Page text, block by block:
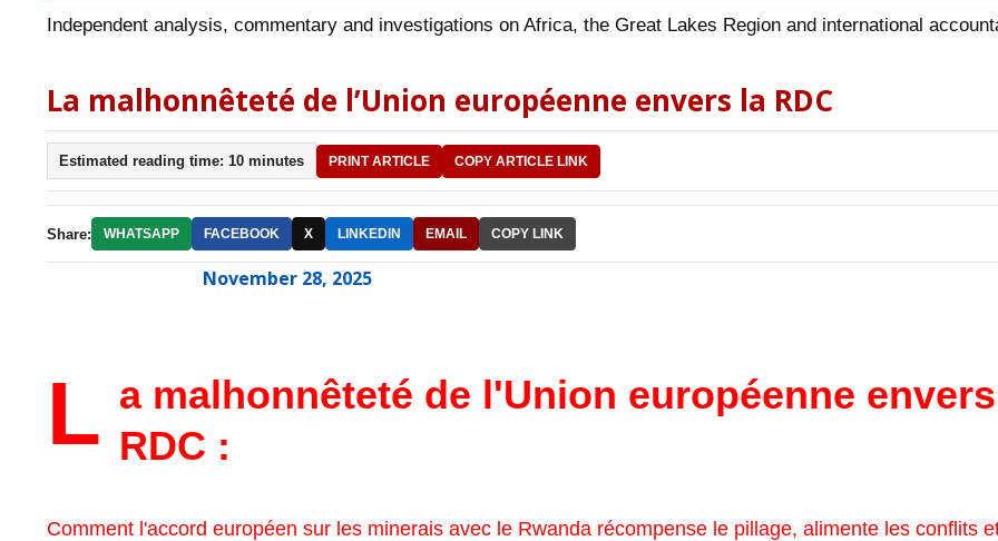
Independent analysis, commentary and investigations on Africa, the Great Lakes Region and international
La malhonnêteté de l’Union européenne envers la RDC
Estimated reading time: 10 minutes PRINT ARTICLE COPY ARTICLE LINK
Share: WHATSAPP FACEBOOK X LINKEDIN EMAIL COPY LINK
November 28, 2025
L a malhonnêteté de l'Union européenne
RDC :
Comment l'accord européen sur les minerais avec le Rwanda récompense le pillage, alimente les conflits